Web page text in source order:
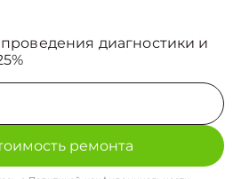
диагностики и
ремонта